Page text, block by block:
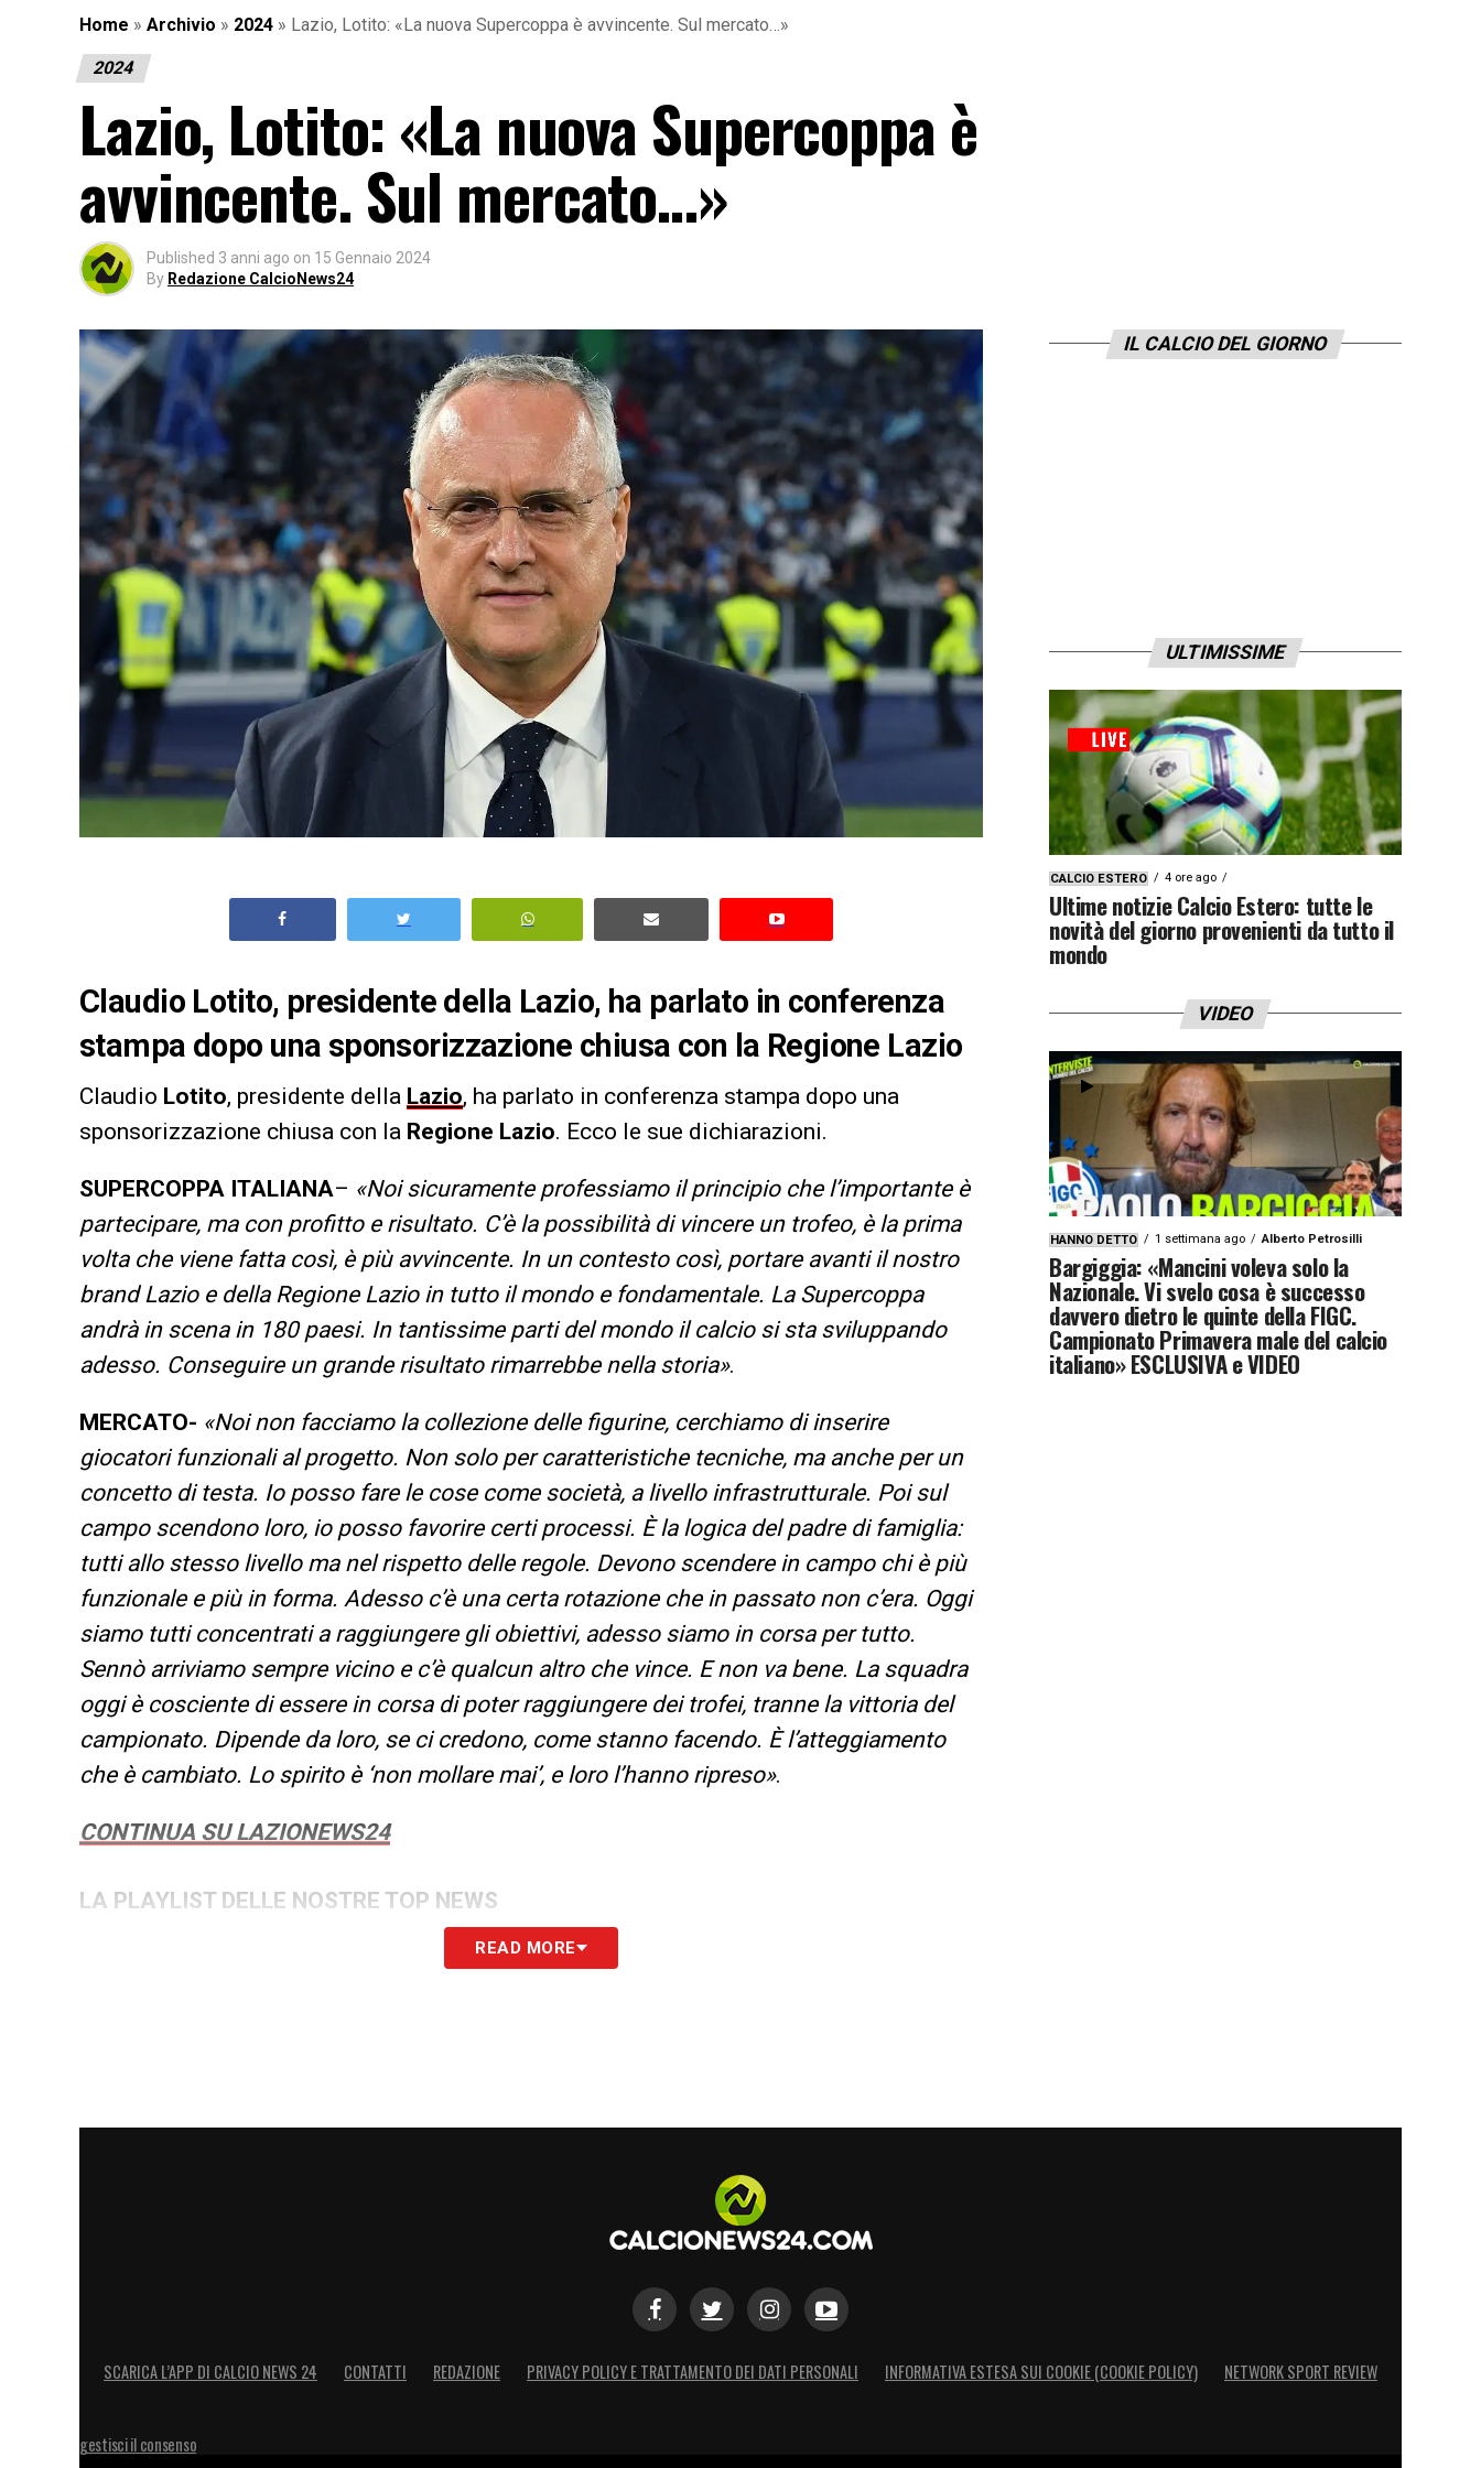
Home » Archivio » 2024 » Lazio, Lotito: «La nuova Supercoppa è avvincente. Sul mercato…»
2024
Lazio, Lotito: «La nuova Supercoppa è
avvincente. Sul mercato…»
Published 3 anni ago on 15 Gennaio 2024
By Redazione CalcioNews24
Claudio Lotito, presidente della Lazio, ha parlato in conferenza
stampa dopo una sponsorizzazione chiusa con la Regione Lazio
Claudio Lotito, presidente della Lazio, ha parlato in conferenza stampa dopo una
sponsorizzazione chiusa con la Regione Lazio. Ecco le sue dichiarazioni.
SUPERCOPPA ITALIANA– «Noi sicuramente professiamo il principio che l’importante è
partecipare, ma con profitto e risultato. C’è la possibilità di vincere un trofeo, è la prima
volta che viene fatta così, è più avvincente. In un contesto così, portare avanti il nostro
brand Lazio e della Regione Lazio in tutto il mondo e fondamentale. La Supercoppa
andrà in scena in 180 paesi. In tantissime parti del mondo il calcio si sta sviluppando
adesso. Conseguire un grande risultato rimarrebbe nella storia».
MERCATO- «Noi non facciamo la collezione delle figurine, cerchiamo di inserire
giocatori funzionali al progetto. Non solo per caratteristiche tecniche, ma anche per un
concetto di testa. Io posso fare le cose come società, a livello infrastrutturale. Poi sul
campo scendono loro, io posso favorire certi processi. È la logica del padre di famiglia:
tutti allo stesso livello ma nel rispetto delle regole. Devono scendere in campo chi è più
funzionale e più in forma. Adesso c’è una certa rotazione che in passato non c’era. Oggi
siamo tutti concentrati a raggiungere gli obiettivi, adesso siamo in corsa per tutto.
Sennò arriviamo sempre vicino e c’è qualcun altro che vince. E non va bene. La squadra
oggi è cosciente di essere in corsa di poter raggiungere dei trofei, tranne la vittoria del
campionato. Dipende da loro, se ci credono, come stanno facendo. È l’atteggiamento
che è cambiato. Lo spirito è ‘non mollare mai’, e loro l’hanno ripreso».
CONTINUA SU LAZIONEWS24
LA PLAYLIST DELLE NOSTRE TOP NEWS
READ MORE
IL CALCIO DEL GIORNO
ULTIMISSIME
CALCIO ESTERO 4 ore ago
Ultime notizie Calcio Estero: tutte le
novità del giorno provenienti da tutto il
mondo
VIDEO
HANNO DETTO 1 settimana ago Alberto Petrosilli
Bargiggia: «Mancini voleva solo la
Nazionale. Vi svelo cosa è successo
davvero dietro le quinte della FIGC.
Campionato Primavera male del calcio
italiano» ESCLUSIVA e VIDEO
SCARICA L’APP DI CALCIO NEWS 24 CONTATTI REDAZIONE PRIVACY POLICY E TRATTAMENTO DEI DATI PERSONALI INFORMATIVA ESTESA SUI COOKIE (COOKIE POLICY) NETWORK SPORT REVIEW
gestisci il consenso